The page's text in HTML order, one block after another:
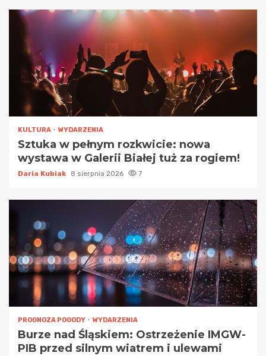
KULTURA WYDARZENIA
Sztuka w pełnym rozkwicie: nowa
wystawa w Galerii Białej tuż za rogiem!
Daria Kubiak 8 sierpnia 2026 7
PROGNOZA POGODY WYDARZENIA
Burze nad Śląskiem: Ostrzeżenie IMGW-
PIB przed silnym wiatrem i ulewami